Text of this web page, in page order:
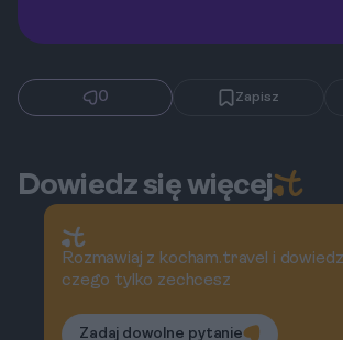
0 Zapisz
Dowiedz się więcej
Rozmawiaj z kocham.travel i
czego tylko zechcesz
Zadaj dowolne pytanie